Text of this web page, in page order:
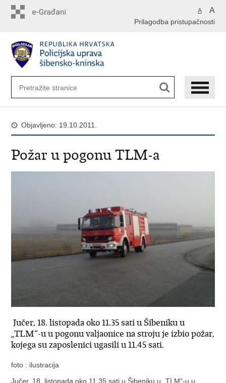
A A
Prilagodba pristupačnosti
Objavljeno: 19.10.2011.
Požar u pogonu TLM-a
Jučer, 18. listopada oko 11.35 sati u Šibeniku u
„TLM“-u u pogonu valjaonice na stroju je izbio požar,
kojega su zaposlenici ugasili u 11.45 sati.
foto : ilustracija
Jučer, 18. listopada oko 11.35 sati u Šibeniku u „TLM“-u u